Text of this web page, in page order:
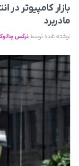
بازار کامپیوتر
مادربرد
نوشته شده توسط نرگس